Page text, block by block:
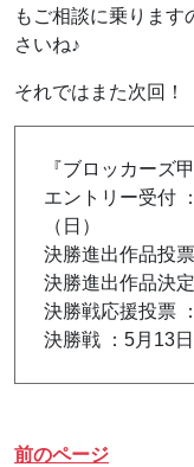
もご相談に乗ります
さいね♪
それではまた次回！
『ブロッカーズ
エントリー受付
（日）
決勝進出作品投
決勝進出作品決
決勝戦応援投票
決勝戦 ：5月13日
前のページ